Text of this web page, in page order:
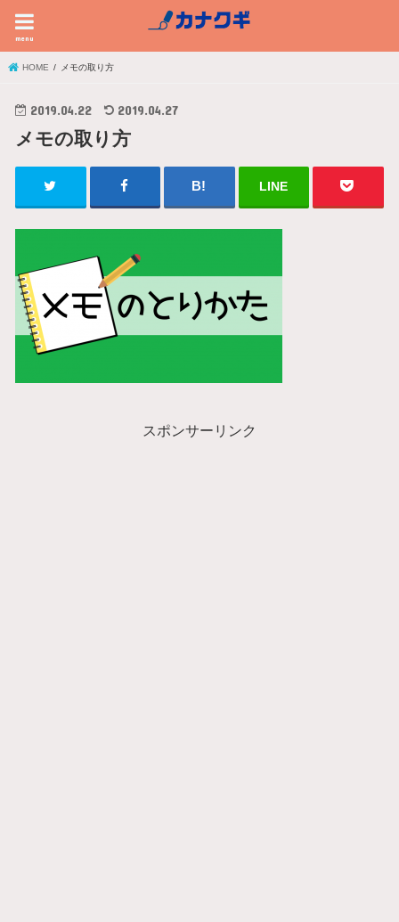
menu
HOME メモの取り方
2019.04.22 2019.04.27
メモの取り方
LINE
スポンサーリンク